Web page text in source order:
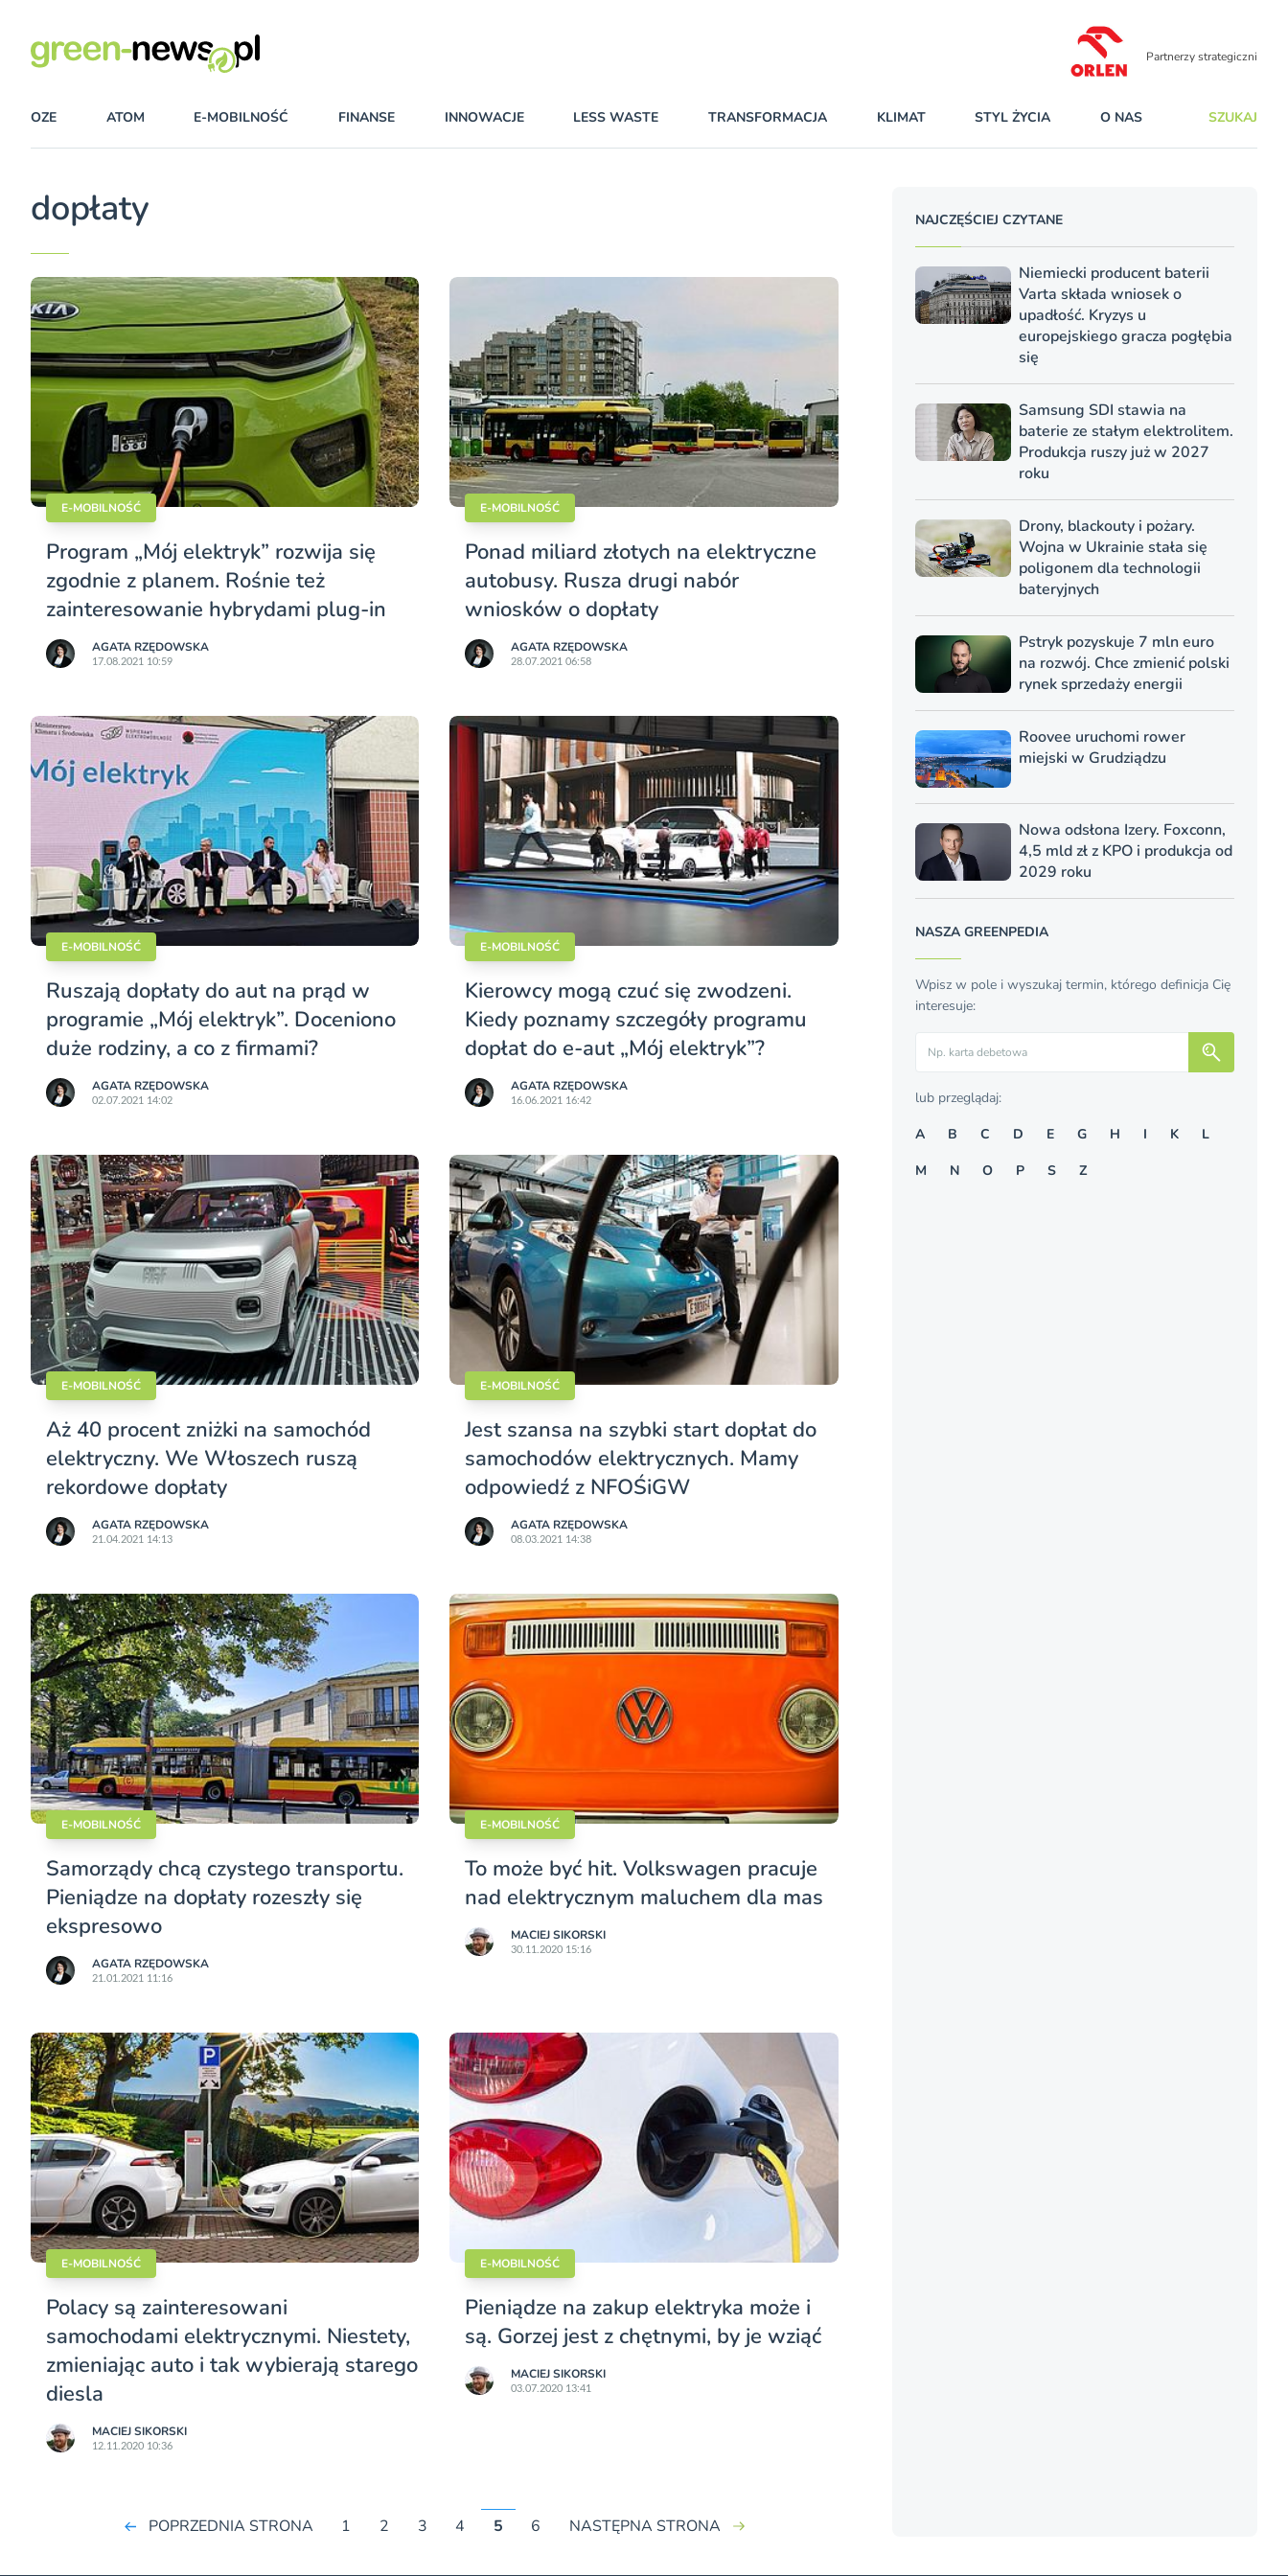
Partnerzy strategiczni
OZE ATOM E-MOBILNOŚĆ FINANSE INNOWACJE LESS WASTE TRANSFORMACJA KLIMAT STYL ŻYCIA O NAS SZUKAJ
dopłaty
E-MOBILNOŚĆ
Program „Mój elektryk” rozwija się
zgodnie z planem. Rośnie też
zainteresowanie hybrydami plug-in
AGATA RZĘDOWSKA
17.08.2021 10:59
E-MOBILNOŚĆ
Ponad miliard złotych na elektryczne
autobusy. Rusza drugi nabór
wniosków o dopłaty
AGATA RZĘDOWSKA
28.07.2021 06:58
E-MOBILNOŚĆ
Ruszają dopłaty do aut na prąd w
programie „Mój elektryk”. Doceniono
duże rodziny, a co z firmami?
AGATA RZĘDOWSKA
02.07.2021 14:02
E-MOBILNOŚĆ
Kierowcy mogą czuć się zwodzeni.
Kiedy poznamy szczegóły programu
dopłat do e-aut „Mój elektryk”?
AGATA RZĘDOWSKA
16.06.2021 16:42
E-MOBILNOŚĆ
Aż 40 procent zniżki na samochód
elektryczny. We Włoszech ruszą
rekordowe dopłaty
AGATA RZĘDOWSKA
21.04.2021 14:13
E-MOBILNOŚĆ
Jest szansa na szybki start dopłat do
samochodów elektrycznych. Mamy
odpowiedź z NFOŚiGW
AGATA RZĘDOWSKA
08.03.2021 14:38
E-MOBILNOŚĆ
Samorządy chcą czystego transportu.
Pieniądze na dopłaty rozeszły się
ekspresowo
AGATA RZĘDOWSKA
21.01.2021 11:16
E-MOBILNOŚĆ
To może być hit. Volkswagen pracuje
nad elektrycznym maluchem dla mas
MACIEJ SIKORSKI
30.11.2020 15:16
E-MOBILNOŚĆ
Polacy są zainteresowani
samochodami elektrycznymi. Niestety,
zmieniając auto i tak wybierają starego
diesla
MACIEJ SIKORSKI
12.11.2020 10:36
E-MOBILNOŚĆ
Pieniądze na zakup elektryka może i
są. Gorzej jest z chętnymi, by je wziąć
MACIEJ SIKORSKI
03.07.2020 13:41
POPRZEDNIA STRONA 1 2 3 4 5 6 NASTĘPNA STRONA
NAJCZĘŚCIEJ CZYTANE
Niemiecki producent baterii
Varta składa wniosek o
upadłość. Kryzys u
europejskiego gracza pogłębia
się
Samsung SDI stawia na
baterie ze stałym elektrolitem.
Produkcja ruszy już w 2027
roku
Drony, blackouty i pożary.
Wojna w Ukrainie stała się
poligonem dla technologii
bateryjnych
Pstryk pozyskuje 7 mln euro
na rozwój. Chce zmienić polski
rynek sprzedaży energii
Roovee uruchomi rower
miejski w Grudziądzu
Nowa odsłona Izery. Foxconn,
4,5 mld zł z KPO i produkcja od
2029 roku
NASZA GREENPEDIA
Wpisz w pole i wyszukaj termin, którego definicja Cię
interesuje:
lub przeglądaj:
A
B C D E G H I K
L
M
N O P S Z